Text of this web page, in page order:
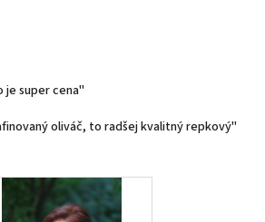
je super cena"
oliváč, to radšej kvalitný repkový"